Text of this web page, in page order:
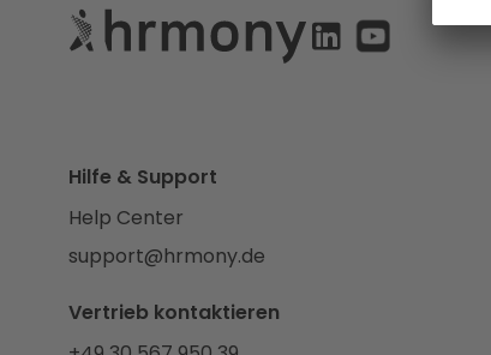
Hilfe & Support
Help Center
support@hrmony.de
Vertrieb kontaktieren